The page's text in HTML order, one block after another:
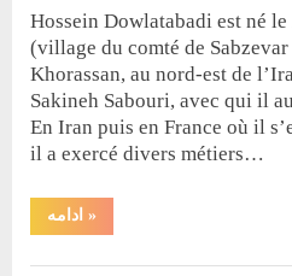
de
douleur
et
de
résistance”
on
Hossein Dowlatabadi est né
(village du comté de
Khorassan, au nord-est de
Sakineh Sabouri, avec qui il
En Iran puis en France où il
il a exercé divers métiers…
ادامه “Hossein
Dowlatabadi
une
»